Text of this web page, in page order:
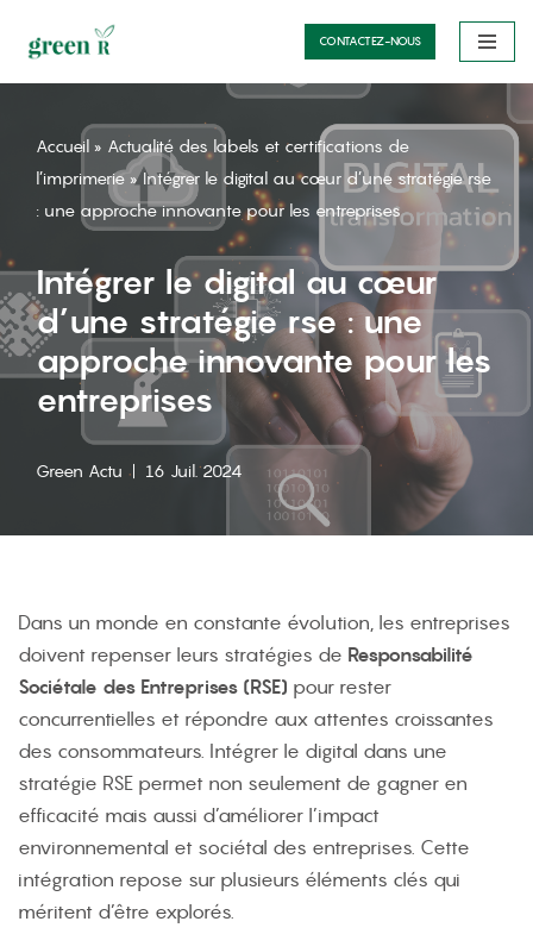
Aller
contenu
CONTACTEZ-NOUS
Accueil » Actualité des labels et certifications de
l’imprimerie »Intégrer le digital au cœur d’une stratégie rse
: une approche innovante pour les entreprises
Intégrer le digital au cœur
d’une stratégie rse : une
approche innovante pour les
entreprises
Green Actu 16 Juil. 2024
Dans un monde en constante évolution, les entreprises
doivent repenser leurs stratégies de Responsabilité
Sociétale des Entreprises (RSE) pour rester
concurrentielles et répondre aux attentes croissantes
des consommateurs. Intégrer le digital dans une
stratégie RSE permet non seulement de gagner en
efficacité mais aussi d’améliorer l’impact
environnemental et sociétal des entreprises. Cette
intégration repose sur plusieurs éléments clés qui
méritent d’être explorés.